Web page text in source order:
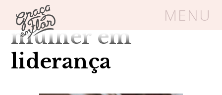
MENU
Um espaço seguro onde mulheres
cristãs podem florescer em Cristo
Tag Arquivos:
mulher em
liderança